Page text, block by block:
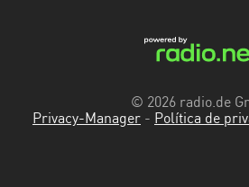
© 2026 radio.de
Privacy-Manager - Política de